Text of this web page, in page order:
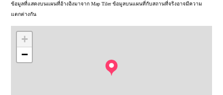
ข้อมูลที่แสดงบนแผนที่อ้างอิงมาจาก Map Tiler ข้อมูลบนแผนที่กับสถานที่จริงอาจมีความ
แตกต่างกัน
+
−